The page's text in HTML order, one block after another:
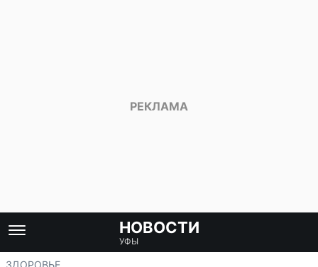
НОВОСТИ
УФЫ
ЗДОРОВЬЕ